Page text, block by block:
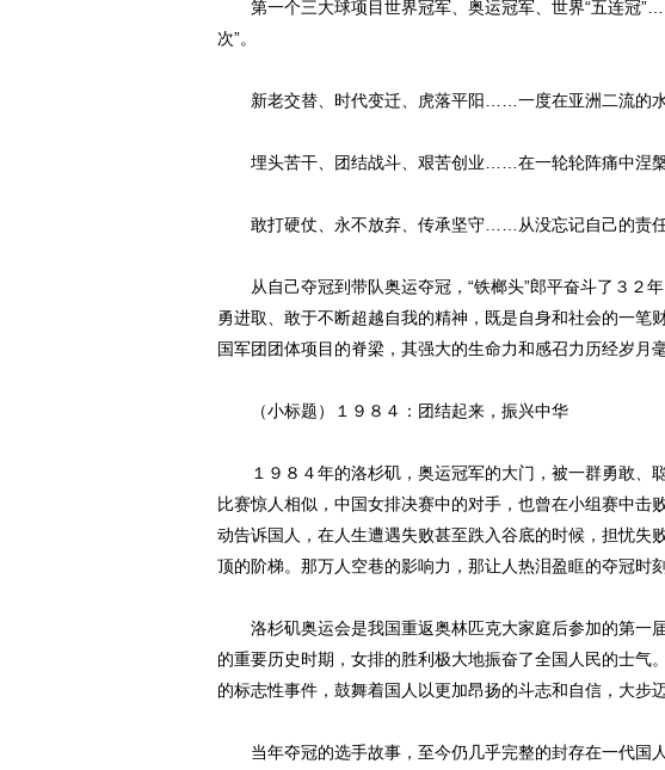
第一个三大球项目世界冠军、奥运冠军、世界“五连冠
次”。
新老交替、时代变迁、虎落平阳……一度在亚洲二流的水
埋头苦干、团结战斗、艰苦创业……在一轮轮阵痛中涅槃
敢打硬仗、永不放弃、传承坚守……从没忘记自己的责任
从自己夺冠到带队奥运夺冠，“铁榔头”郎平奋斗了３２
勇进取、敢于不断超越自我的精神，既是自身和社会的一笔
国军团团体项目的脊梁，其强大的生命力和感召力历经岁月毫
（小标题）１９８４：团结起来，振兴中华
１９８４年的洛杉矶，奥运冠军的大门，被一群勇敢、
比赛惊人相似，中国女排决赛中的对手，也曾在小组赛中击
动告诉国人，在人生遭遇失败甚至跌入谷底的时候，担忧失
顶的阶梯。那万人空巷的影响力，那让人热泪盈眶的夺冠时
洛杉矶奥运会是我国重返奥林匹克大家庭后参加的第一
的重要历史时期，女排的胜利极大地振奋了全国人民的士气
的标志性事件，鼓舞着国人以更加昂扬的斗志和自信，大步
当年夺冠的选手故事，至今仍几乎完整的封存在一代国